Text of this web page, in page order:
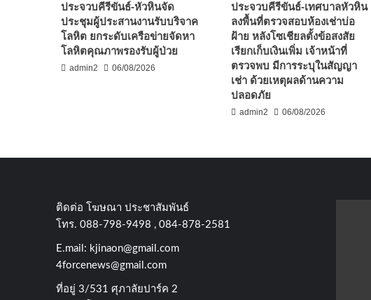
ประจวบคีรีขันธ์-หัวหินจัด
ประชุมผู้ประสานงานรับบริจาค
โลหิต ยกระดับเครือข่ายจัดหา
โลหิตคุณภาพรองรับผู้ป่วย
admin2 06/08/2026
ประจวบคีรีขันธ์-เทศบาลหัวหิน
ลงพื้นที่ตรวจสอบห้องเช่าบ่อ
ฝ้าย หลังโซเชียลตั้งข้อสงสัย
เรียกเก็บเงินเพิ่ม เจ้าหน้าที่
ตรวจพบ มีการระบุในสัญญา
เช่า ด้วยเหตุผลด้านความ
ปลอดภัย
admin2 06/08/2026
ติดต่อ​ โฆษณา​ ประชาสัมพันธ์
โทร​. 088-798-9498 , 084-878-2581
E.mail: kjinaon@gmail.com
4forcenews@gmail.com
ที่อยู่​ 3/531​ ศุภาลัยปาร์ค​ 2